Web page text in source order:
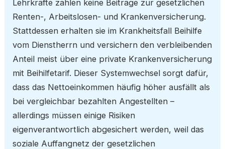
Lehrkräfte zahlen keine Beiträge zur gesetzlichen
Renten-, Arbeitslosen- und Krankenversicherung.
Stattdessen erhalten sie im Krankheitsfall Beihilfe
vom Dienstherrn und versichern den verbleibenden
Anteil meist über eine private Krankenversicherung
mit Beihilfetarif. Dieser Systemwechsel sorgt dafür,
dass das Nettoeinkommen häufig höher ausfällt als
bei vergleichbar bezahlten Angestellten –
allerdings müssen einige Risiken
eigenverantwortlich abgesichert werden, weil das
soziale Auffangnetz der gesetzlichen